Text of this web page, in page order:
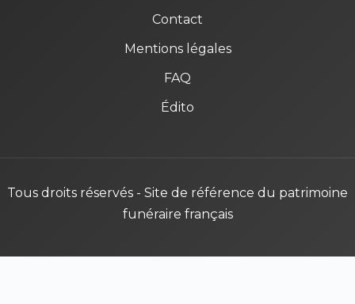
Contact
Mentions légales
FAQ
Édito
Tous droits réservés - Site de référence du patrimoine
funéraire français